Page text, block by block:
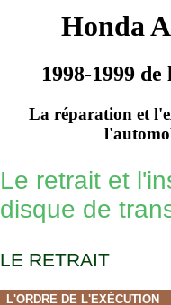
Honda
1998-1999
La réparation et
Le retrait et
disque de
LE RETRAIT
L'ORDRE DE L'EXÉCUTION